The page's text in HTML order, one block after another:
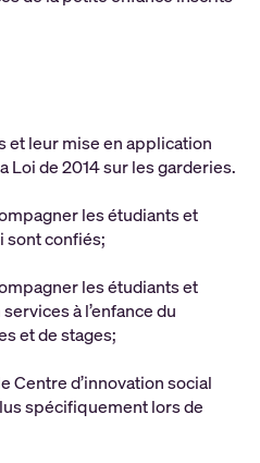
et leur mise en application
Loi de 2014 sur les garderies.
les étudiants et
sont confiés;
les étudiants et
à l’enfance du
et de stages;
Centre d’innovation social
spécifiquement lors de